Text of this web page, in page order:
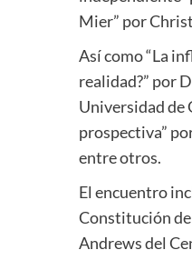
Mier” por
Así como “La
realidad?” por
Universidad de
prospectiva”
entre otros.
El encuentro
Constitución de
Andrews del